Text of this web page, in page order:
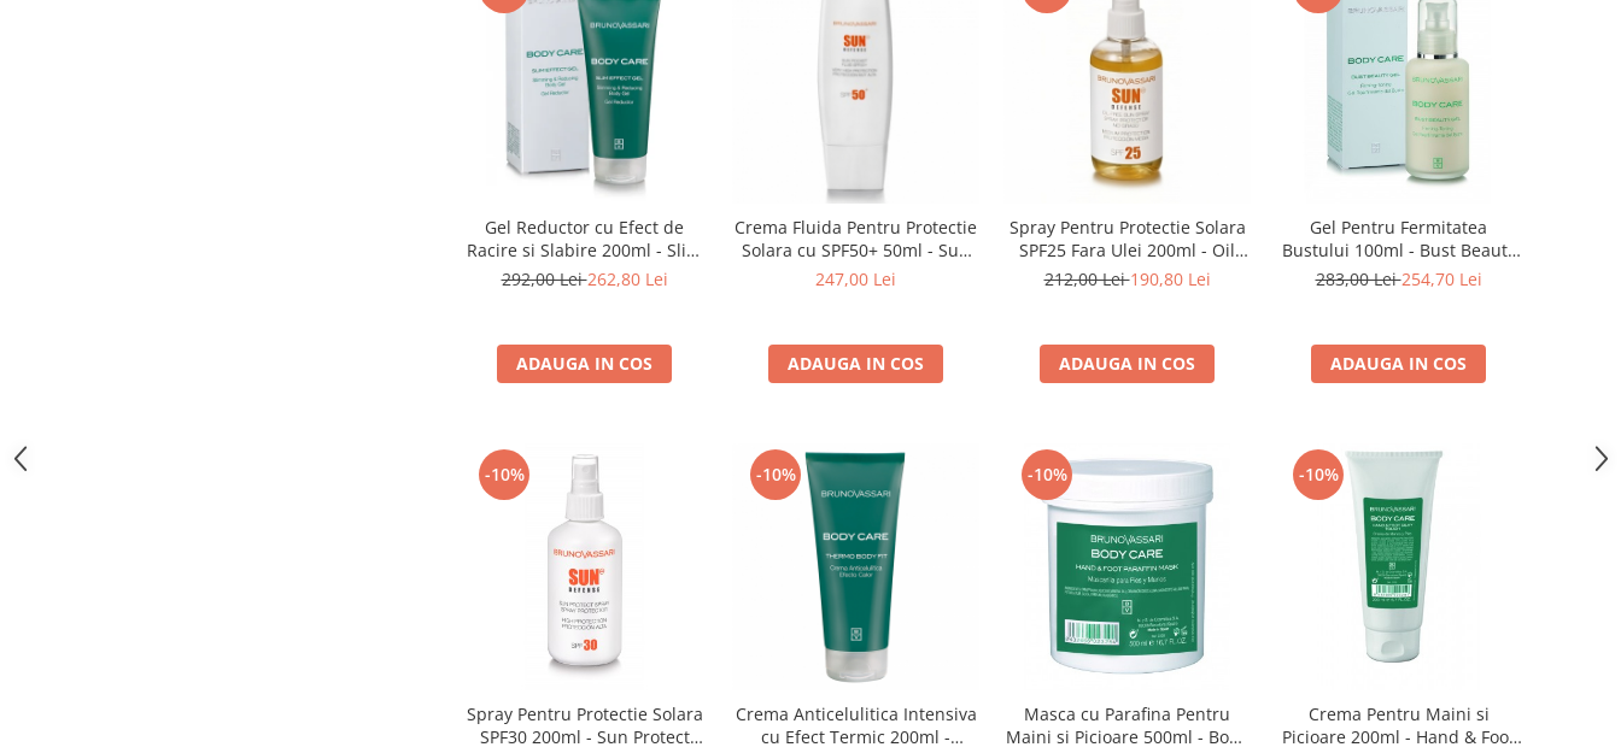
Gel Reductor cu Efect de
Racire si Slabire 200ml - Slim
Effect Gel-Bruno Vassari
292,00 Lei262,80 Lei
ADAUGA IN COS
Crema Fluida Pentru Protectie
Solara cu SPF50+ 50ml - Sun
Pocket Fluid SPF50+ - Bruno
247,00 Lei
ADAUGA IN COS
Spray Pentru Protectie Solara
SPF25 Fara Ulei 200ml - Oil
Free Sun Spray SPF25-Bruno
212,00 Lei190,80 Lei
ADAUGA IN COS
Gel Pentru Fermitatea
Bustului 100ml - Bust Beauty
Gel - Bruno Vassari
283,00 Lei254,70 Lei
ADAUGA IN COS
-10%
Spray Pentru Protectie Solara
SPF30 200ml - Sun Protect
-10%
Crema Anticelulitica Intensiva
cu Efect Termic 200ml -
-10%
Masca cu Parafina Pentru
Maini si Picioare 500ml - Body
-10%
Crema Pentru Maini si
Picioare 200ml - Hand & Foot